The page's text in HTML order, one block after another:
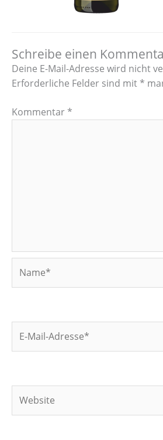
Schreibe einen
Deine E-Mail-Adresse wird nicht
Erforderliche Felder sind mit *
Kommentar *
Mail-